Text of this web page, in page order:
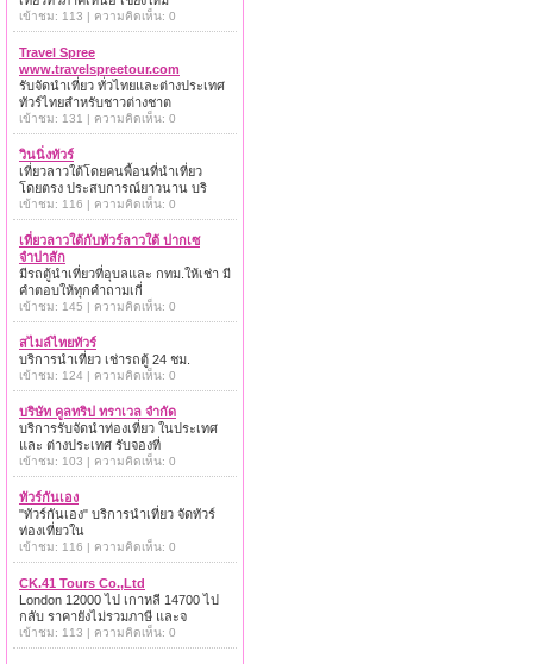
เข้าชม: 113 | ความคิดเห็น: 0
Travel Spree
www.travelspreetour.com
รับจัดนำเที่ยว ทั่วไทยและต่างประเทศ
ทัวร์ไทยสำหรับชาวต่างชาต
เข้าชม: 131 | ความคิดเห็น: 0
วินนิ่งทัวร์
เที่ยวลาวใต้โดยคนพื้อนที่นำเที่ยว
โดยตรง ประสบการณ์ยาวนาน บริ
เข้าชม: 116 | ความคิดเห็น: 0
เที่ยวลาวใต้กับทัวร์ลาวใต้ ปากเซ
จำปาสัก
มีรถตู้นำเที่ยวที่อุบลและ กทม.ให้เช่า มี
คำตอบให้ทุกคำถามเกี่
เข้าชม: 145 | ความคิดเห็น: 0
สไมล์ไทยทัวร์
บริการนำเที่ยว เช่ารถตู้ 24 ชม.
เข้าชม: 124 | ความคิดเห็น: 0
บริษัท คูลทริป ทราเวล จำกัด
บริการรับจัดนำท่องเที่ยว ในประเทศ
และ ต่างประเทศ รับจองที่
เข้าชม: 103 | ความคิดเห็น: 0
ทัวร์กันเอง
"ทัวร์กันเอง" บริการนำเที่ยว จัดทัวร์
ท่องเที่ยวใน
เข้าชม: 116 | ความคิดเห็น: 0
CK.41 Tours Co.,Ltd
London 12000 ไป เกาหลี 14700 ไป
กลับ ราคายังไม่รวมภาษี และจ
เข้าชม: 113 | ความคิดเห็น: 0